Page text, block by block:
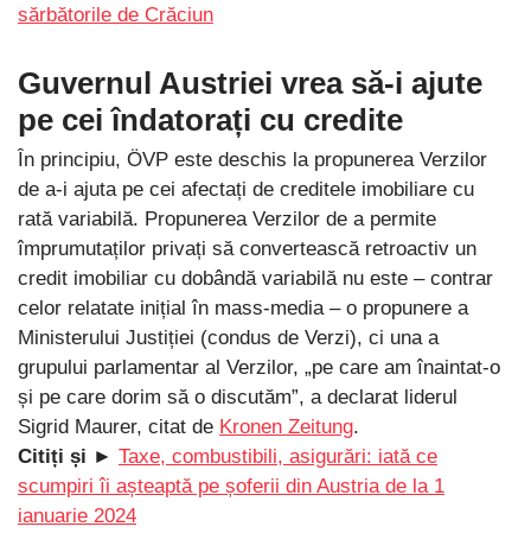
sărbătorile de Crăciun
Guvernul Austriei vrea să-i ajute
pe cei îndatorați cu credite
În principiu, ÖVP este deschis la propunerea Verzilor
de a-i ajuta pe cei afectați de creditele imobiliare cu
rată variabilă. Propunerea Verzilor de a permite
împrumutaților privați să convertească retroactiv un
credit imobiliar cu dobândă variabilă nu este – contrar
celor relatate inițial în mass-media – o propunere a
Ministerului Justiției (condus de Verzi), ci una a
grupului parlamentar al Verzilor, „pe care am înaintat-o
și pe care dorim să o discutăm”, a declarat liderul
Sigrid Maurer, citat de Kronen Zeitung.
Citiți și ► Taxe, combustibili, asigurări: iată ce
scumpiri îi așteaptă pe șoferii din Austria de la 1
ianuarie 2024